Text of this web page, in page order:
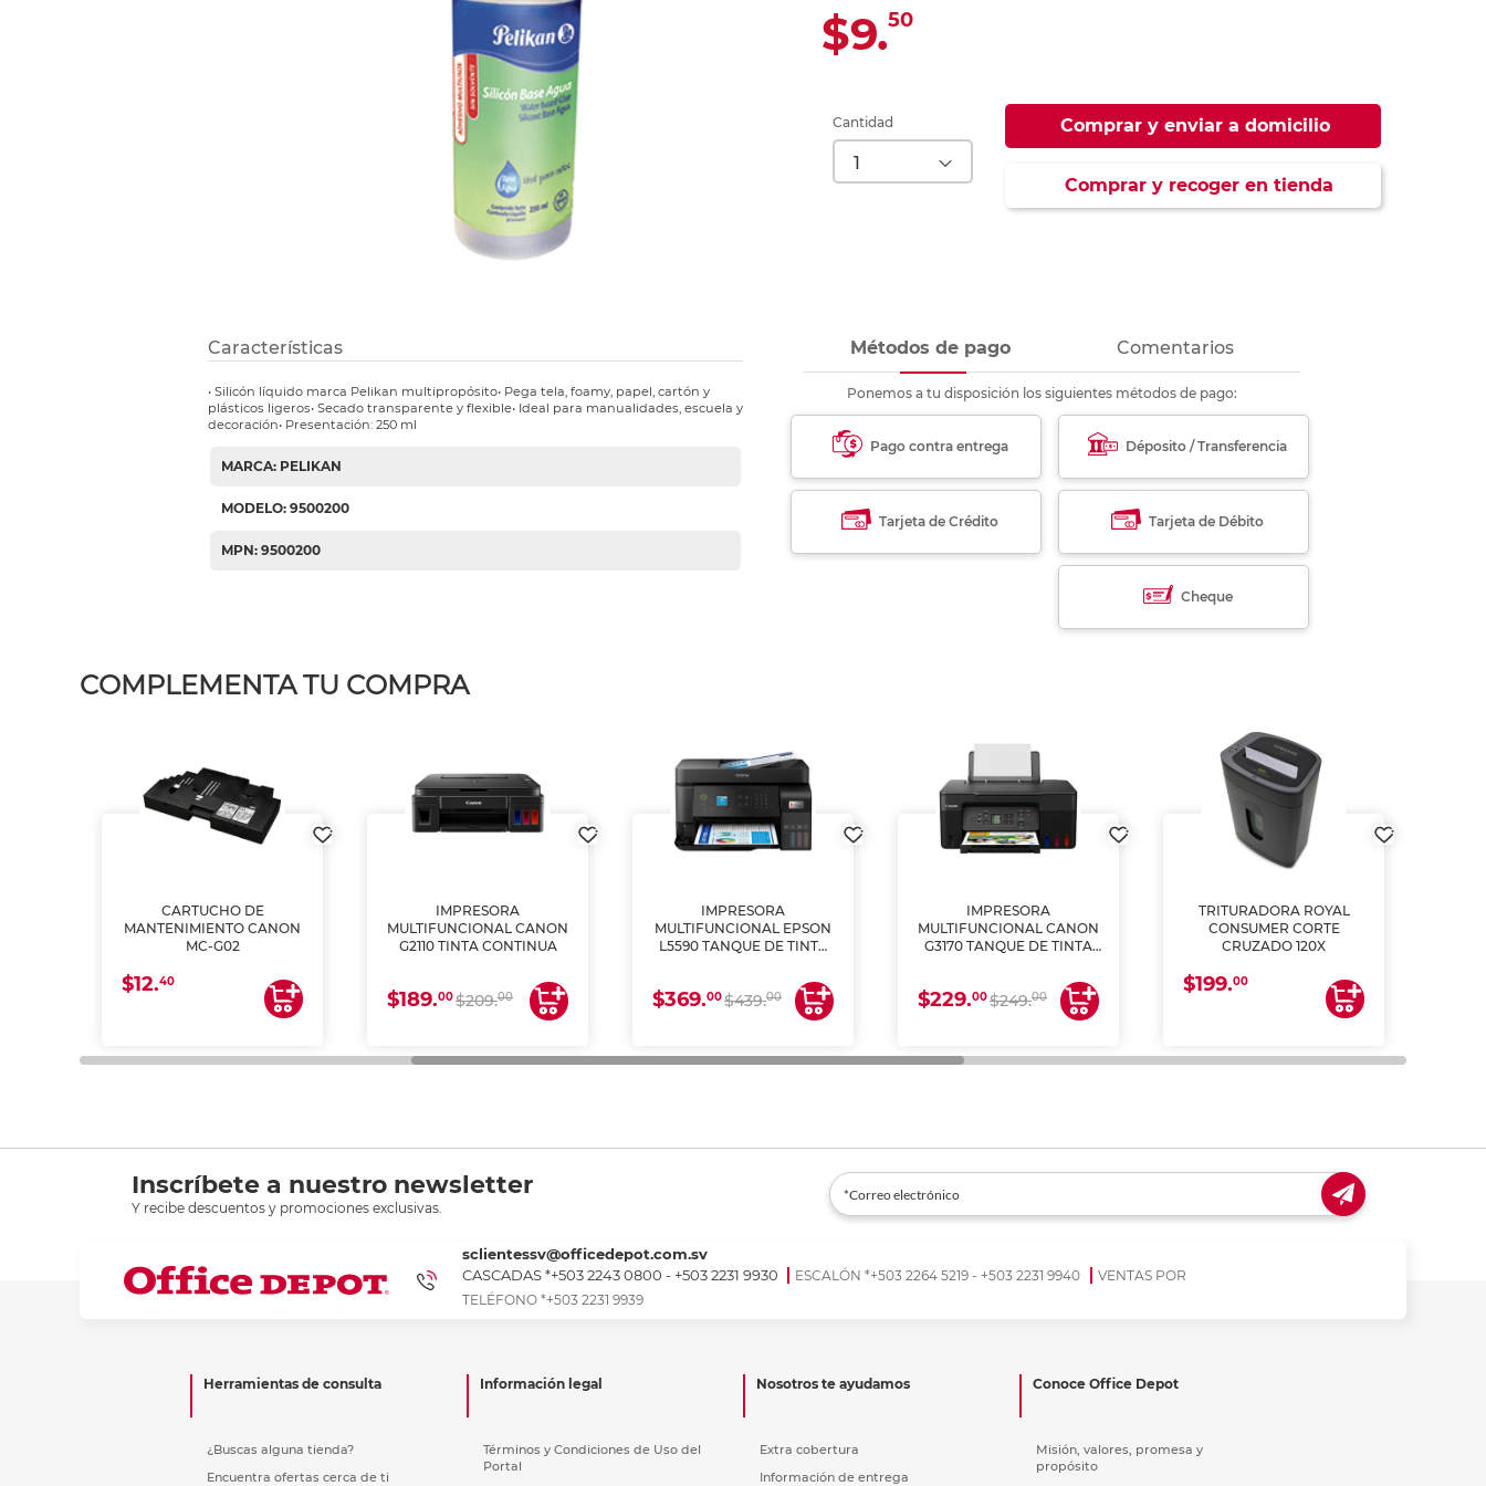
Ver más
Refuerzos para carpeta
Ver más
Ver más
$9.50
Cantidad Comprar y enviar a domicilio
Comprar y recoger en tienda
Características
• Silicón líquido marca Pelikan multipropósito• Pega tela, foamy, papel, cartón y
plásticos ligeros• Secado transparente y flexible• Ideal para manualidades, escuela y
decoración• Presentación: 250 ml
MARCA: PELIKAN
MODELO: 9500200
MPN: 9500200
Métodos de pago Comentarios
Ponemos a tu disposición los siguientes métodos de pago:
Pago contra entrega Déposito / Transferencia
Tarjeta de Crédito Tarjeta de Débito
Cheque
COMPLEMENTA TU COMPRA
CARTUCHO DE
MANTENIMIENTO CANON
MC-G02
$12.40
IMPRESORA
MULTIFUNCIONAL CANON
G2110 TINTA CONTINUA
$189.00$209.00
IMPRESORA
MULTIFUNCIONAL EPSON
L5590 TANQUE DE TINTA
$369.00$439.00
IMPRESORA
MULTIFUNCIONAL CANON
G3170 TANQUE DE TINTA
$229.00$249.00
TRITURADORA ROYAL
CONSUMER CORTE
CRUZADO 120X
$199.00
Inscríbete a nuestro newsletter
Y recibe descuentos y promociones exclusivas.
sclientessv@officedepot.com.sv
CASCADAS *+503 2243 0800 - +503 2231 9930
ESCALÓN *+503 2264 5219 - +503 2231 9940
VENTAS POR
TELÉFONO *+503 2231 9939
Herramientas de consulta
¿Buscas alguna tienda?
Encuentra ofertas cerca de ti
Información legal
Términos y Condiciones de Uso del
Portal
Nosotros te ayudamos
Extra cobertura
Información de entrega
Conoce Office Depot
Misión, valores, promesa y
propósito